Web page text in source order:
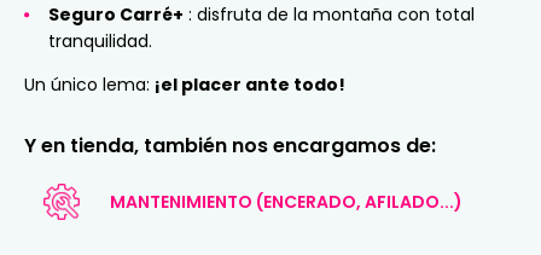
Seguro Carré+ : disfruta de la montaña con total
tranquilidad.
Un único lema: ¡el placer ante todo!
Y en tienda, también nos encargamos de:
MANTENIMIENTO (ENCERADO, AFILADO...)